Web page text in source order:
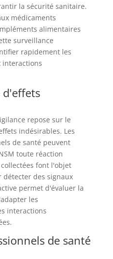
la sécurité sanitaire.
médicaments
alimentaires
surveillance
rapidement les
interactions
d'effets
repose sur le
indésirables. Les
de santé peuvent
toute réaction
font l'objet
détecter des signaux
permet d'évaluer la
les
interactions
de santé